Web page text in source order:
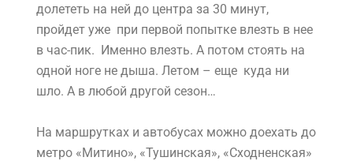
долететь на ней до центра за 30 минут,
пройдет уже при первой попытке влезть в нее
в час-пик. Именно влезть. А потом стоять на
одной ноге не дыша. Летом – еще куда ни
шло. А в любой другой сезон…
На маршрутках и автобусах можно доехать до
метро «Митино», «Тушинская», «Сходненская»